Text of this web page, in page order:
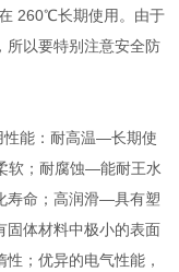
260℃长期使用。由于
所以要特别注意安全防
性能：耐高温—长期使
软；耐腐蚀—能耐王水
寿命；高润滑—具有塑
体材料中极小的表面
；优异的电气性能，